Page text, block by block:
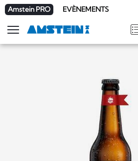
Amstein PRO EVÈNEMENTS
FRDEENIT
Afficher
la